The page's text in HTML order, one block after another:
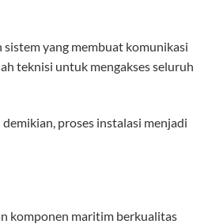
sistem yang membuat komunikasi
teknisi untuk mengakses seluruh
proses instalasi menjadi
komponen maritim berkualitas